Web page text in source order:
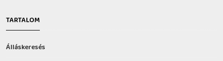
TARTALOM
Álláskeresés